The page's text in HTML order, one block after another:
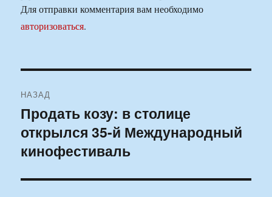
Для отправки комментария вам необходимо
авторизоваться.
по
записям
НАЗАД
Предыдущая
запись:
Продать козу: в столице
открылся 35-й Международный
кинофестиваль